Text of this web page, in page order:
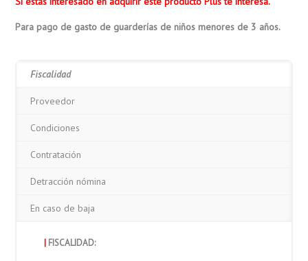
Para pago de gasto de guarderías de niños menores de 3 años.
Fiscalidad
Proveedor
Condiciones
Contratación
Detracción nómina
En caso de baja
| FISCALIDAD: